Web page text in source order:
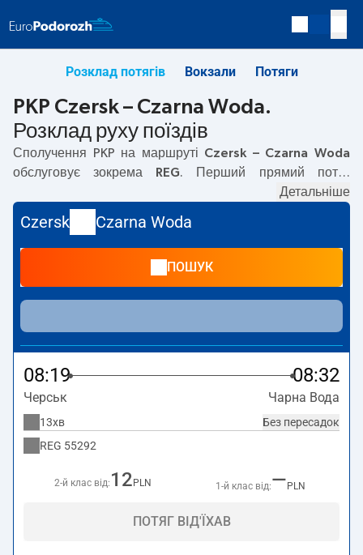
Розклад потягів Вокзали Потяги
PKP Czersk – Czarna Woda.
Розклад руху поїздів
Сполучення PKP на маршруті Czersk – Czarna Woda
обслуговує зокрема
REG. Перший прямий потяг
Czarna Woda вирушає о 19:04. Найшвидший маршрут
пропонує потяг без пересадок
потягом триває00:11 . На маршрутіCzersk–Czarna
курсують також інші потяги:
нижчу ціну квитка і зазвичай довший час подорожі.
Потяг завершує маршрут на станції Czarna Woda.
Детальніше
Czersk Czarna Woda
ПОШУК
08:19 08:32
Черськ Чарна Вода
Без пересадок
13хв
REG 55292
2-й клас від: 12 PLN 1-й клас від:— PLN
ПОТЯГ ВІД'ЇХАВ